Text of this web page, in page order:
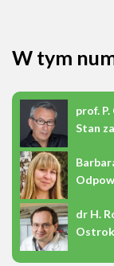
W tym
prof.
Stan
dr H.